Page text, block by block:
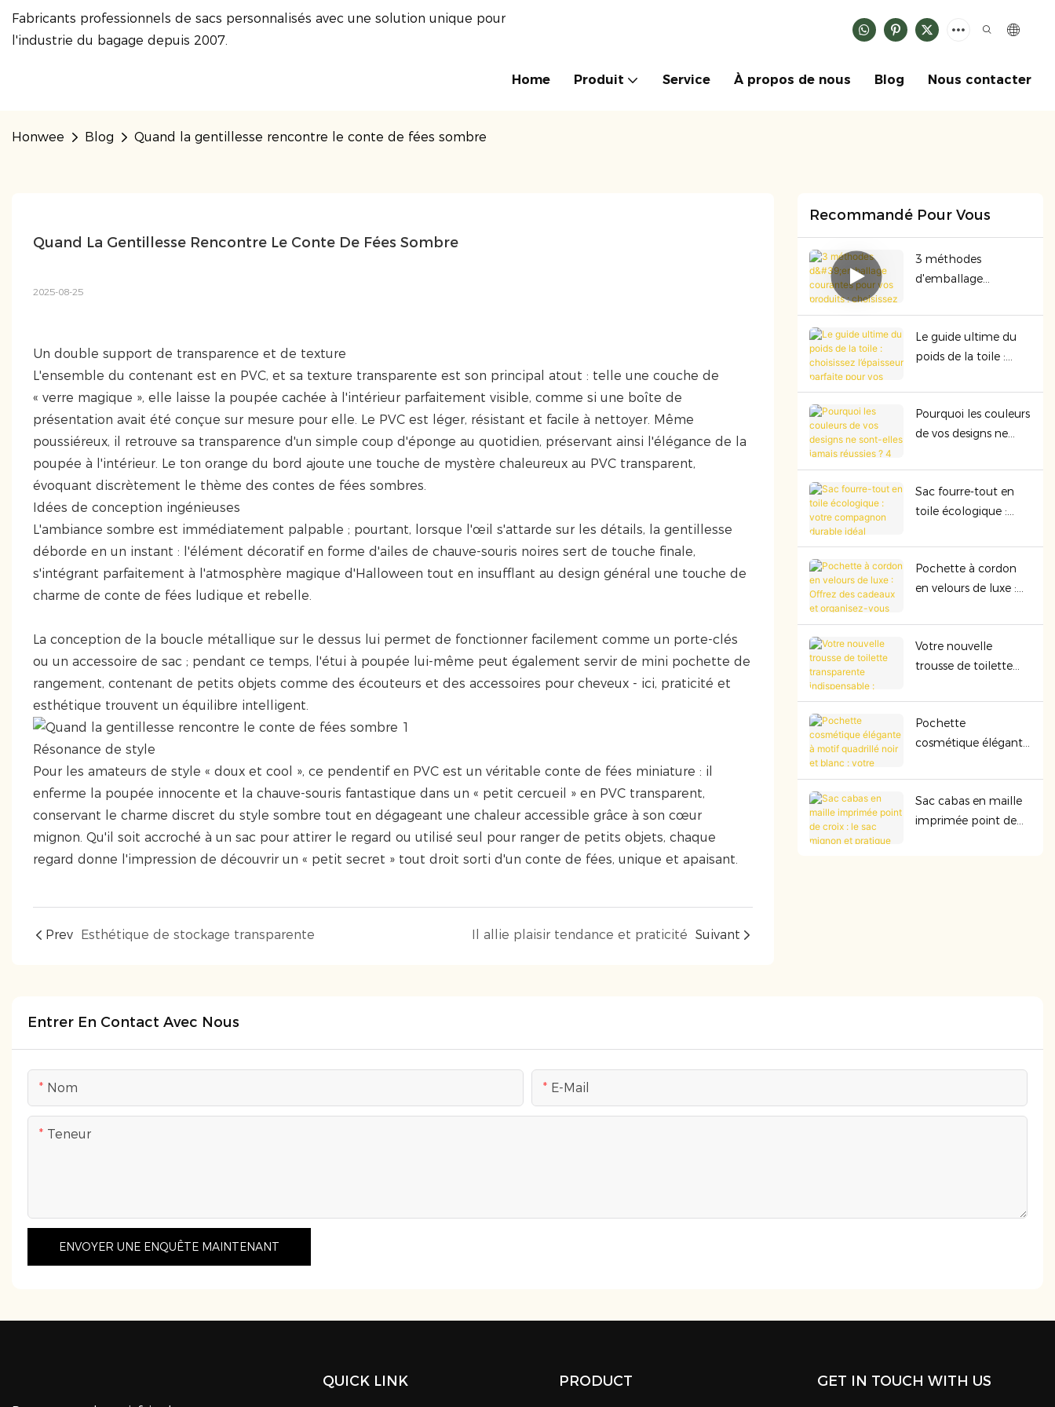
Fabricants professionnels de sacs personnalisés avec une solution unique pour
l'industrie du bagage depuis 2007.
Home Produit Service À propos de nous Blog Nous contacter
Honwee Blog Quand la gentillesse rencontre le conte de fées sombre
Quand La Gentillesse Rencontre Le Conte De Fées Sombre
2025-08-25
Un double support de transparence et de texture
L'ensemble du contenant est en PVC, et sa texture transparente est son principal atout : telle une couche de
« verre magique », elle laisse la poupée cachée à l'intérieur parfaitement visible, comme si une boîte de
présentation avait été conçue sur mesure pour elle. Le PVC est léger, résistant et facile à nettoyer. Même
poussiéreux, il retrouve sa transparence d'un simple coup d'éponge au quotidien, préservant ainsi l'élégance de la
poupée à l'intérieur. Le ton orange du bord ajoute une touche de mystère chaleureux au PVC transparent,
évoquant discrètement le thème des contes de fées sombres.
Idées de conception ingénieuses
L'ambiance sombre est immédiatement palpable ; pourtant, lorsque l'œil s'attarde sur les détails, la gentillesse
déborde en un instant : l'élément décoratif en forme d'ailes de chauve-souris noires sert de touche finale,
s'intégrant parfaitement à l'atmosphère magique d'Halloween tout en insufflant au design général une touche de
charme de conte de fées ludique et rebelle.
La conception de la boucle métallique sur le dessus lui permet de fonctionner facilement comme un porte-clés
ou un accessoire de sac ; pendant ce temps, l'étui à poupée lui-même peut également servir de mini pochette de
rangement, contenant de petits objets comme des écouteurs et des accessoires pour cheveux - ici, praticité et
esthétique trouvent un équilibre intelligent.
Résonance de style
Pour les amateurs de style « doux et cool », ce pendentif en PVC est un véritable conte de fées miniature : il
enferme la poupée innocente et la chauve-souris fantastique dans un « petit cercueil » en PVC transparent,
conservant le charme discret du style sombre tout en dégageant une chaleur accessible grâce à son cœur
mignon. Qu'il soit accroché à un sac pour attirer le regard ou utilisé seul pour ranger de petits objets, chaque
regard donne l'impression de découvrir un « petit secret » tout droit sorti d'un conte de fées, unique et apaisant.
Prev Esthétique de stockage transparente Il allie plaisir tendance et praticité Suivant
Recommandé Pour Vous
3 méthodes
d'emballage
produits : choisissez
celle qui convient le
mieux en termes de
rentabilité.
Le guide ultime du
poids de la toile :
parfaite pour vos sacs
haut de gamme
Pourquoi les couleurs
de vos designs ne
réussies ? 4 facteurs
cachés qui gâchent
le rendu des
Sac fourre-tout en
toile écologique :
durable idéal
Pochette à cordon
en velours de luxe :
et organisez-vous
avec élégance grâce
à sa qualité
Votre nouvelle
trousse de toilette
indispensable :
approuvée par la
TSA, résistante et
vos aventures.
Pochette
cosmétique élégante
et blanc : votre
accessoire
indispensable et stylé
Sac cabas en maille
imprimée point de
Entrer En Contact Avec Nous
Nom E-Mail
Teneur
ENVOYER UNE ENQUÊTE MAINTENANT
QUICK LINK PRODUCT GET IN TOUCH WITH US